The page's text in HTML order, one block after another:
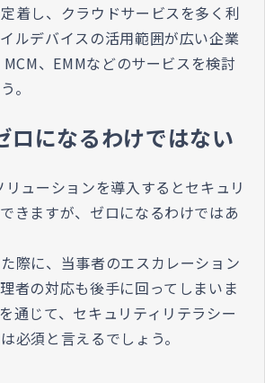
着し、クラウドサービスを多く利
ルデバイスの活用範囲が広い企業
、EMMなどのサービスを検討
。
ロになるわけではない
ューションを導入するとセキュリ
きますが、ゼロになるわけではあ
際に、当事者のエスカレーション
者の対応も後手に回ってしまいま
通じて、セキュリティリテラシー
必須と言えるでしょう。